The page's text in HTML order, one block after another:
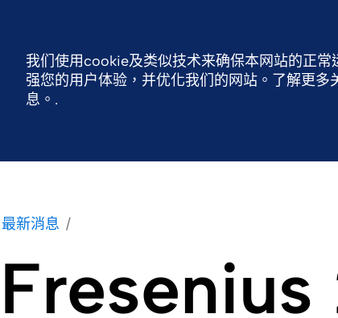
公司概況 產品介紹 人才招募
最新消息
我们使用cookie及类似技术来确保本网站的正常
强您的用户体验，并优化我们的网站。了解更
息。.